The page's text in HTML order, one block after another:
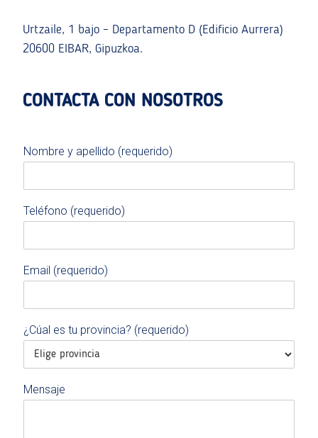
Urtzaile, 1 bajo – Departamento D (Edificio Aurrera)
20600 EIBAR, Gipuzkoa.
CONTACTA CON NOSOTROS
Nombre y apellido (requerido)
Teléfono (requerido)
Email (requerido)
¿Cúal es tu provincia? (requerido)
Mensaje